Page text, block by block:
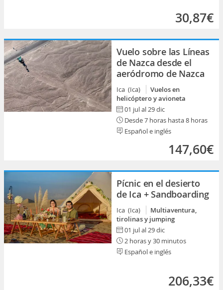
30,87€
Vuelo sobre las Líneas
de Nazca desde el
aeródromo de Nazca
Ica (Ica)
Vuelos en
helicóptero y avioneta
01 jul al 29 dic
Desde 7 horas hasta 8 horas
Español e inglés
147,60€
Pícnic en el desierto
de Ica + Sandboarding
Ica (Ica)
Multiaventura,
tirolinas y jumping
01 jul al 29 dic
2 horas y 30 minutos
Español e inglés
206,33€